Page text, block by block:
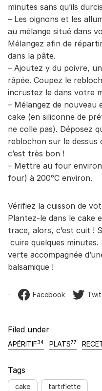
minutes sans qu’ils
– Les oignons et les
au mélange situé dans
Mélangez afin de
dans la pâte.
– Ajoutez y du poivre,
râpée. Coupez le
incrustez le dans votre
– Mélangez de nouveau
cake (en siliconne de
ne colle pas). Déposez
reblochon sur le dessus
c’est très bon !
– Mettre au four
four) à 200°C environ.
Vérifiez la cuisson de
Plantez-le dans le cake
trace, alors, c’est cuit !
cuire quelques
verte accompagnée
balsamique !
Facebook
Filed under
APÉRITIF34 PLATS77
Tags
cake tartiflette